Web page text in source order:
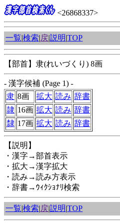
<26868337>
一覧|検索|戻|説明|TOP
【部首】隶(れいづくり) 8画
- 漢字候補 (Page 1) -
隶 8画 拡大 読み 辞書
隷 16画 拡大 読み 辞書
隸 17画 拡大 読み 辞書
【説明】
・漢字→部首表示
・拡大→漢字拡大
・読み→読み方表示
・辞書→ｳｨｸｼｮﾅﾘ検索
一覧|検索|戻|説明|TOP